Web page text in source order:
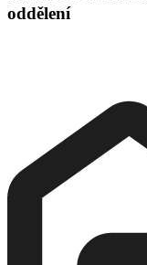
oddělení